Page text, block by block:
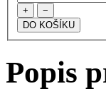
+ −
Popis